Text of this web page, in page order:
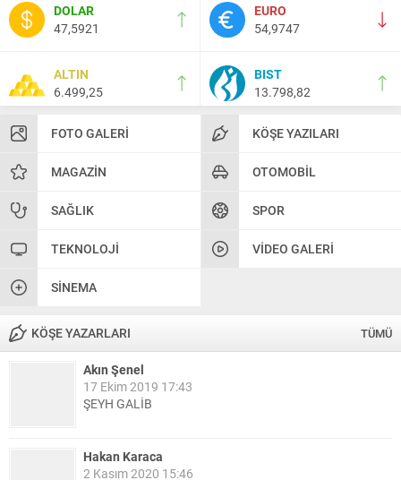
DOLAR
47,5921
EURO
54,9747
ALTIN
6.499,25
BIST
13.798,82
FOTO GALERI KÖŞE YAZILARI
MAGAZIN OTOMOBIL
SAĞLIK SPOR
TEKNOLOJI VIDEO GALERI
SINEMA
KÖŞE YAZARLARI TÜMÜ
Akın Şenel
17 Ekim 2019 17:43
ŞEYH GALİB
Hakan Karaca
2 Kasım 2020 15:46